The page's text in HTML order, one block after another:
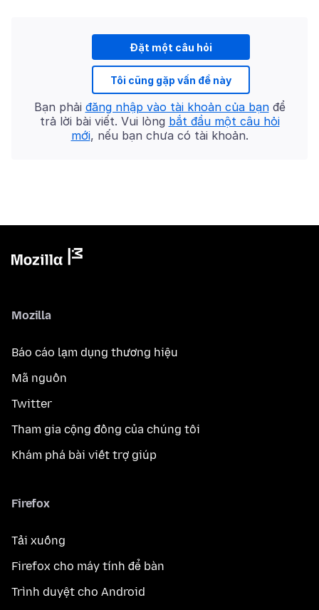
Đặt một câu hỏi
Tôi cũng gặp vấn đề này
Bạn phải đăng nhập vào tài khoản của bạnđể
trả lời bài viết. Vui lòng bắt đầu một câu hỏi
mới, nếu bạn chưa có tài khoản.
Mozilla
Báo cáo lạm dụng thương hiệu
Mã nguồn
Twitter
Tham gia cộng đồng của chúng tôi
Khám phá bài viết trợ giúp
Firefox
Tải xuống
Firefox cho máy tính để bàn
Trình duyệt cho Android